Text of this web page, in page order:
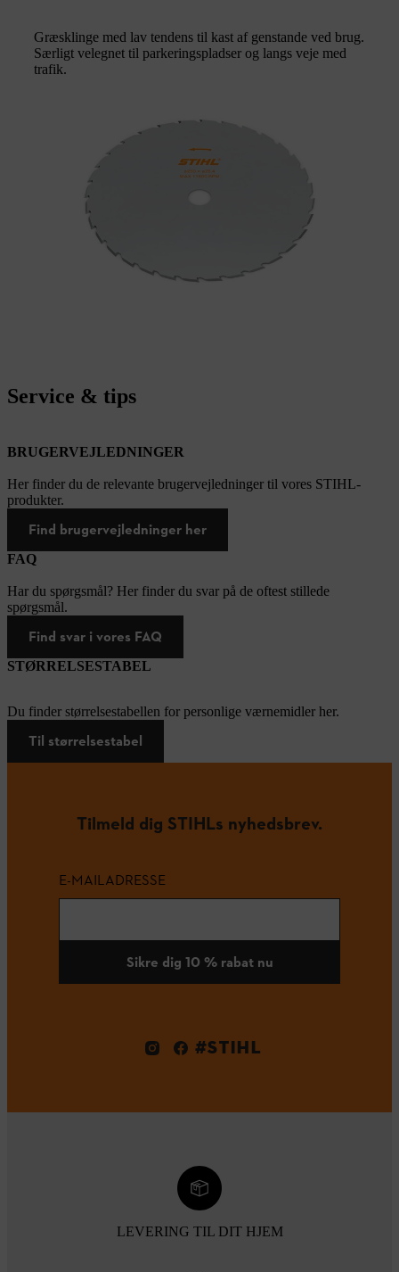
Græsklinge med lav tendens til kast af genstande ved brug.
Særligt velegnet til parkeringspladser og langs veje med
trafik.
Service & tips
BRUGERVEJLEDNINGER
Her finder du de relevante brugervejledninger til vores STIHL-
produkter.
Find brugervejledninger her
FAQ
Har du spørgsmål? Her finder du svar på de oftest stillede
spørgsmål.
Find svar i vores FAQ
STØRRELSESTABEL
Du finder størrelsestabellen for personlige værnemidler her.
Til størrelsestabel
Tilmeld dig STIHLs nyhedsbrev.
E-MAILADRESSE
Sikre dig 10 % rabat nu
#STIHL
LEVERING TIL DIT HJEM